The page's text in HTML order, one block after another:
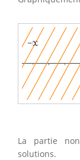
La partie
solutions.